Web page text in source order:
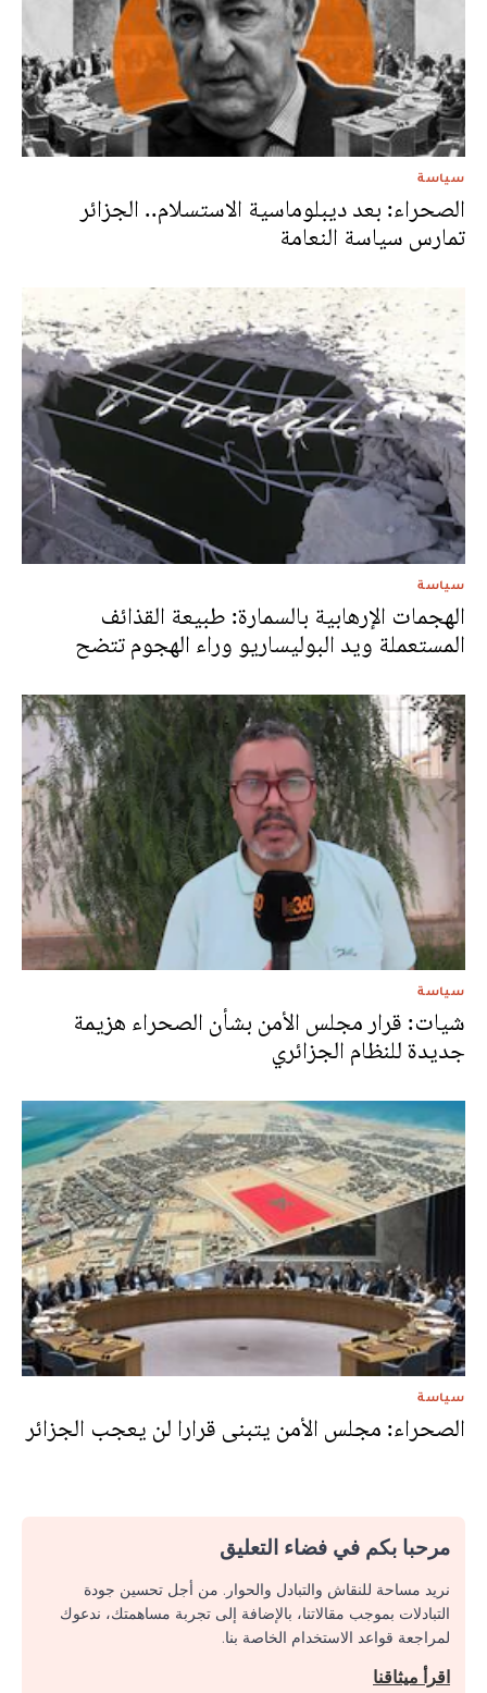
سياسة
الصحراء: بعد ديبلوماسية الاستسلام.. الجزائر
تمارس سياسة النعامة
سياسة
الهجمات الإرهابية بالسمارة: طبيعة القذائف
المستعملة ويد البوليساريو وراء الهجوم تتضح
سياسة
شيات: قرار مجلس الأمن بشأن الصحراء هزيمة
جديدة للنظام الجزائري
سياسة
الصحراء: مجلس الأمن يتبنى قرارا لن يعجب الجزائر
مرحبا بكم في فضاء التعليق
نريد مساحة للنقاش والتبادل والحوار. من أجل تحسين جودة
التبادلات بموجب مقالاتنا، بالإضافة إلى تجربة مساهمتك، ندعوك
لمراجعة قواعد الاستخدام الخاصة بنا.
اقرأ ميثاقنا